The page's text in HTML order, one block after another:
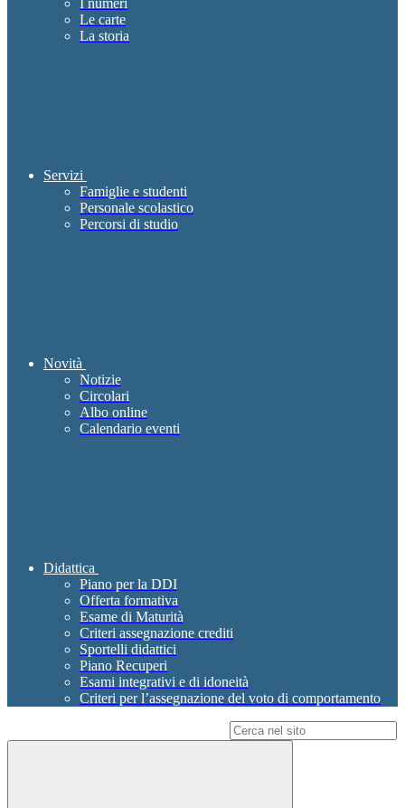
I numeri
Le carte
La storia
Servizi
Famiglie e studenti
Personale scolastico
Percorsi di studio
Novità
Notizie
Circolari
Albo online
Calendario eventi
Didattica
Piano per la DDI
Offerta formativa
Esame di Maturità
Criteri assegnazione crediti
Sportelli didattici
Piano Recuperi
Esami integrativi e di idoneità
Criteri per l’assegnazione del voto di comportamento